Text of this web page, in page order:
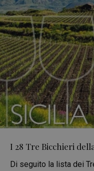
I 28 Tre Bicchieri
Di seguito la lista dei